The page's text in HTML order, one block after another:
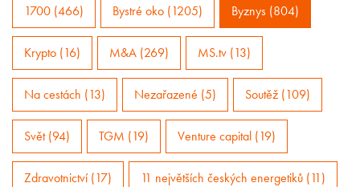
1700 (466) Bystré oko (1205) Byznys (804)
Krypto (16) M&A (269) MS.tv (13)
Na cestách (13) Nezařazené (5) Soutěž (109)
Svět (94) TGM (19) Venture capital (19)
Zdravotnictví (17) 11 největších českých energetiků (11)